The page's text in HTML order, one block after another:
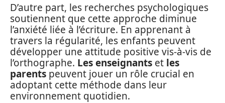
D’autre part, les recherches psychologiques
soutiennent que cette approche diminue
l’anxiété liée à l’écriture. En apprenant à
travers la régularité, les enfants peuvent
développer une attitude positive vis-à-vis de
l’orthographe. Les enseignants et les
parents peuvent jouer un rôle crucial en
adoptant cette méthode dans leur
environnement quotidien.